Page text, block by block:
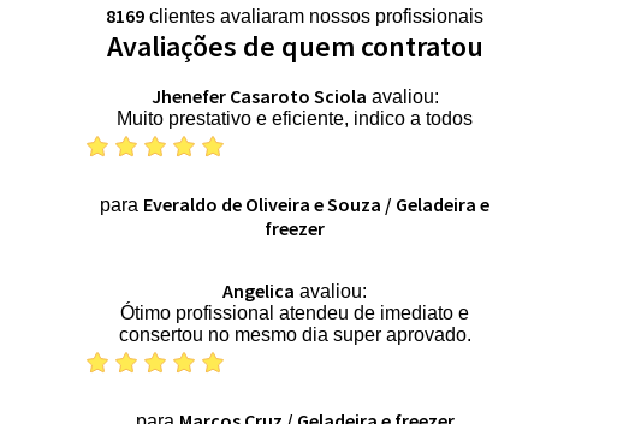
8169 clientes avaliaram nossos profissionais
Avaliações de quem contratou
Jhenefer Casaroto Sciola avaliou:
Muito prestativo e eficiente, indico a todos
para Everaldo de Oliveira e Souza / Geladeira e
freezer
Angelica avaliou:
Ótimo profissional atendeu de imediato e
consertou no mesmo dia super aprovado.